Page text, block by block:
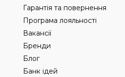
Гарантія та повернення
Програма лояльності
Вакансії
Бренди
Блог
Банк ідей